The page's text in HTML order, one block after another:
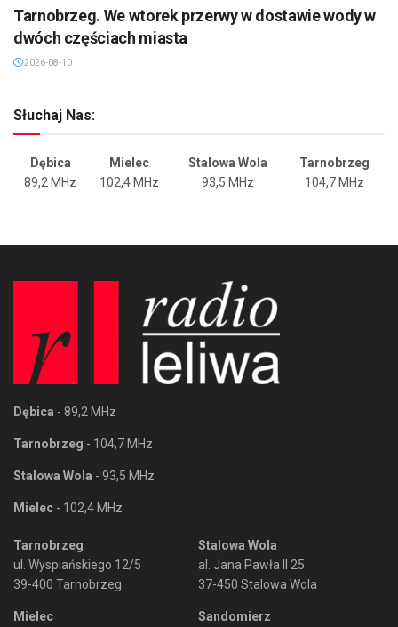
Tarnobrzeg. We wtorek przerwy w dostawie wody w
dwóch częściach miasta
2026-08-10
Słuchaj Nas:
Dębica Mielec Stalowa Wola
Tarnobrzeg
89,2 MHz
102,4 MHz 93,5 MHz 104,7 MHz
Dębica - 89,2 MHz
Tarnobrzeg - 104,7 MHz
Stalowa Wola - 93,5 MHz
Mielec - 102,4 MHz
Tarnobrzeg
ul. Wyspiańskiego 12/5
39-400 Tarnobrzeg
Mielec
Stalowa Wola
al. Jana Pawła II 25
37-450 Stalowa Wola
Sandomierz